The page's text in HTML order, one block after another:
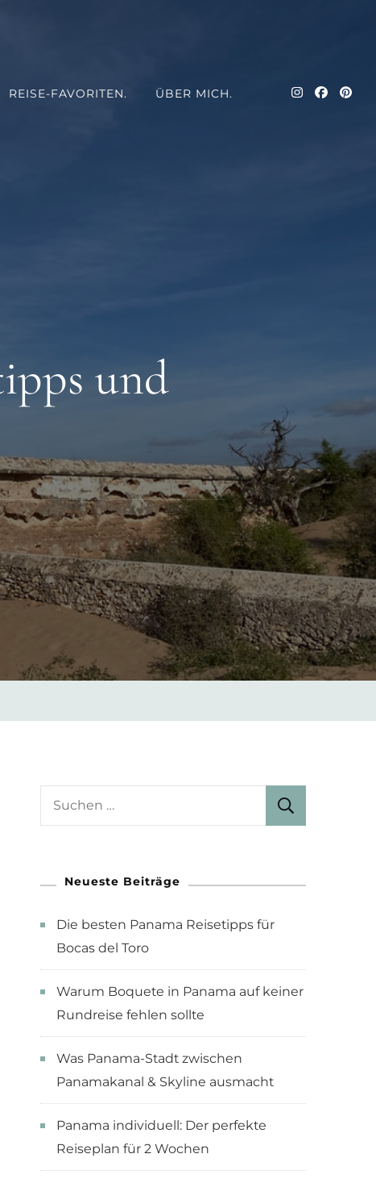
REISE-FAVORITEN. ÜBER MICH.
und
Suchen
Neueste Beiträge
Die besten Panama Reisetipps für
Bocas del Toro
Warum Boquete in Panama auf keiner
Rundreise fehlen sollte
Was Panama-Stadt zwischen
Panamakanal & Skyline ausmacht
Panama individuell: Der perfekte
Reiseplan für 2 Wochen